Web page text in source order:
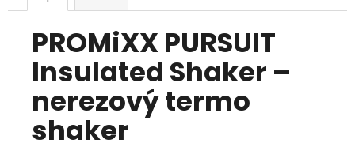
PROMiXX PURSUIT
Insulated Shaker –
nerezový termo
shaker